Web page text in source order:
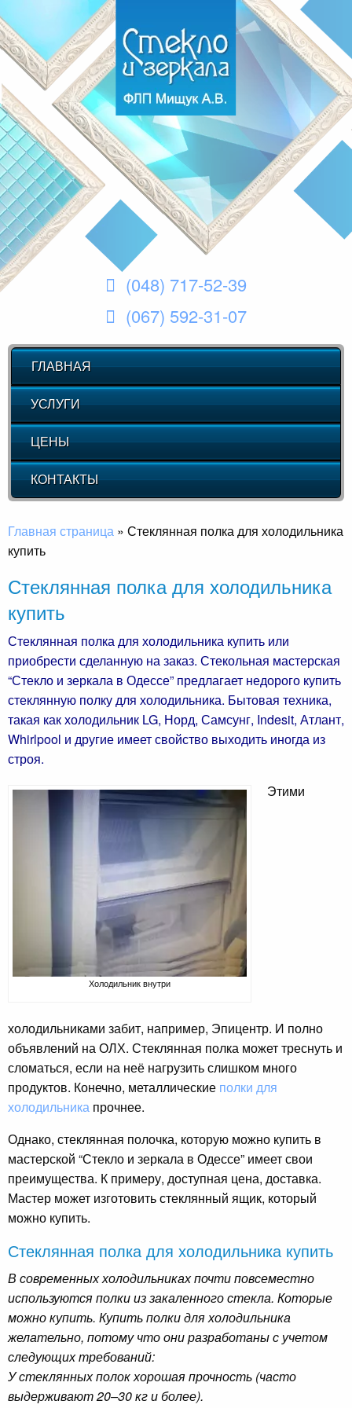
(048) 717-52-39
(067) 592-31-07
ГЛАВНАЯ
УСЛУГИ
ЦЕНЫ
КОНТАКТЫ
Главная страница » Стеклянная полка для холодильника
купить
Стеклянная полка для холодильника
купить
Стеклянная полка для холодильника купить или
приобрести сделанную на заказ. Стекольная мастерская
“Стекло и зеркала в Одессе” предлагает недорого купить
стеклянную полку для холодильника. Бытовая техника,
такая как холодильник LG, Норд, Самсунг, Indesit, Атлант,
Whirlpool и другие имеет свойство выходить иногда из
строя.
Холодильник внутри
Этими
холодильниками забит, например, Эпицентр. И полно
объявлений на ОЛХ. Стеклянная полка может треснуть и
сломаться, если на неё нагрузить слишком много
продуктов. Конечно, металлические полки для
холодильника прочнее.
Однако, стеклянная полочка, которую можно купить в
мастерской “Стекло и зеркала в Одессе” имеет свои
преимущества. К примеру, доступная цена, доставка.
Мастер может изготовить стеклянный ящик, который
можно купить.
Стеклянная полка для холодильника купить
В современных холодильниках почти повсеместно
используются полки из закаленного стекла. Которые
можно купить. Купить полки для холодильника
желательно, потому что они разработаны с учетом
следующих требований:
У стеклянных полок хорошая прочность (часто
выдерживают 20–30 кг и более).